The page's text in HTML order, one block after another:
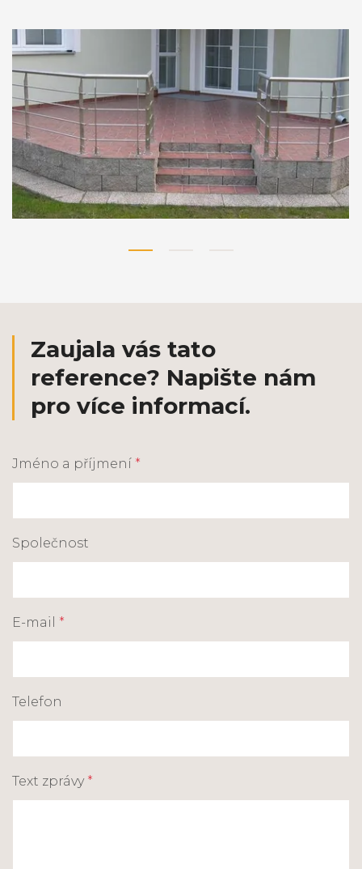
Zaujala vás tato
reference? Napište nám
pro více informací.
Jméno a příjmení *
Společnost
E-mail *
Telefon
Text zprávy *